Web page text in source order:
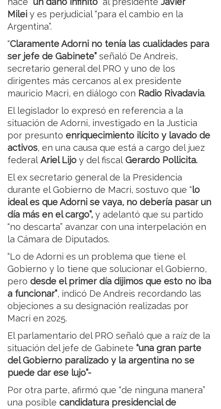
Milei y es perjudicial “para el cambio en la
Argentina”.
“Claramente Adorni no tenía las cualidades para
ser jefe de Gabinete” señaló De Andreis,
secretario general del PRO y uno de los
dirigentes más cercanos al ex presidente
mauricio Macri, en diálogo con Radio Rivadavia.
El legislador lo expresó en referencia a la
situación de Adorni, investigado en la Justicia
por presunto enriquecimiento ilícito y lavado de
activos, en una causa que está a cargo del juez
federalAriel Lijo y del fiscalGerardo Pollicita.
El ex secretario general de la Presidencia
durante el Gobierno de Macri, sostuvo que “lo
ideal es que Adorni se vaya, no debería pasar un
día más en el cargo”, y adelantó que su partido
“no descarta” avanzar con una interpelación en
la Cámara de Diputados.
“Lo de Adorni es un problema que tiene el
Gobierno y lo tiene que solucionar el Gobierno,
pero desde el primer día dijimos que esto no iba
a funcionar”, indicó De Andreis recordando las
objeciones a su designación realizadas por
Macri en 2025.
El parlamentario del PRO señaló que a raíz de la
situación del jefe de Gabinete “una gran parte
del Gobierno paralizado y la argentina no se
puede dar ese lujo”-
Por otra parte, afirmó que “de ninguna manera”
una posible candidatura presidencial de